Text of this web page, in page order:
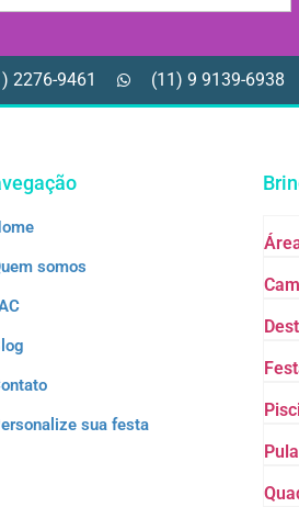
2276-9461 (11) 9 9139-6938
somos
sua festa